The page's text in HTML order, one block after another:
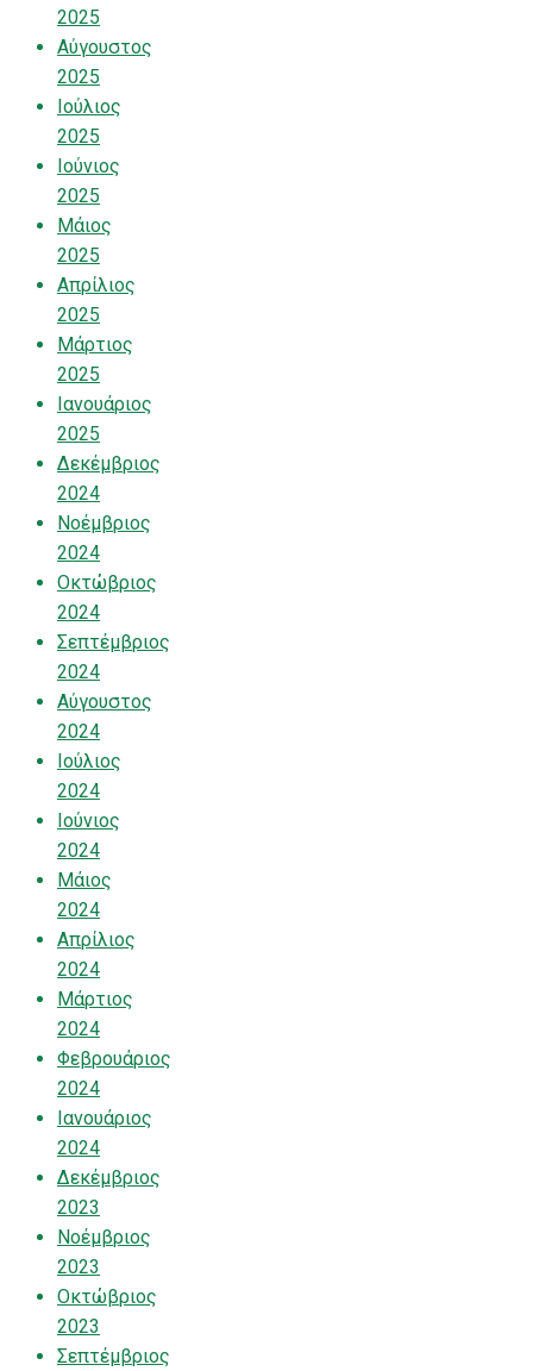
2025
Αύγουστος
2025
Ιούλιος
2025
Ιούνιος
2025
Μάιος
2025
Απρίλιος
2025
Μάρτιος
2025
Ιανουάριος
2025
Δεκέμβριος
2024
Νοέμβριος
2024
Οκτώβριος
2024
Σεπτέμβριος
2024
Αύγουστος
2024
Ιούλιος
2024
Ιούνιος
2024
Μάιος
2024
Απρίλιος
2024
Μάρτιος
2024
Φεβρουάριος
2024
Ιανουάριος
2024
Δεκέμβριος
2023
Νοέμβριος
2023
Οκτώβριος
2023
Σεπτέμβριος